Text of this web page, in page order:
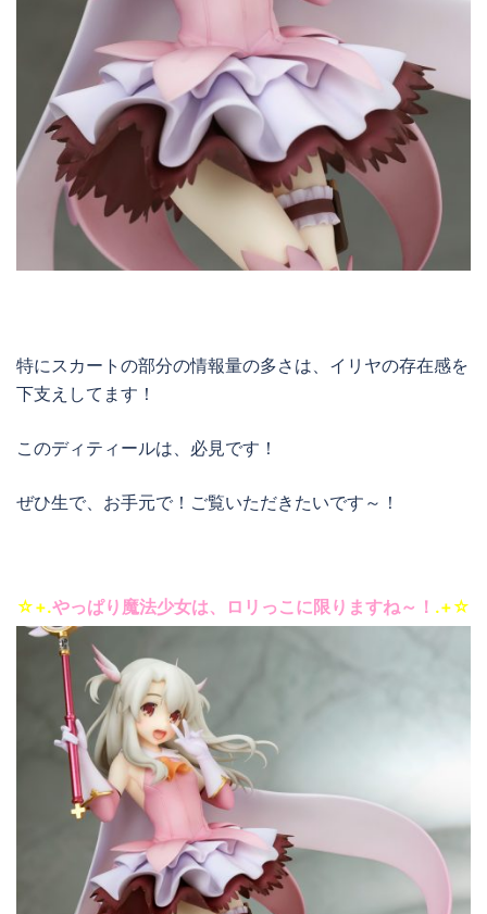
特にスカートの部分の情報量の多さは、イリヤの存在感を
下支えしてます！
このディティールは、必見です！
ぜひ生で、お手元で！ご覧いただきたいです～！
☆+.やっぱり魔法少女は、ロリっこに限りますね～！ .+☆